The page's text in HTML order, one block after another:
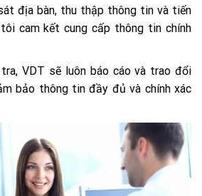
địa bàn, thu thập thông tin và tiến
cam kết cung cấp thông tin chính
VDT sẽ luôn báo cáo và trao đổi
bảo thông tin đầy đủ và chính xác